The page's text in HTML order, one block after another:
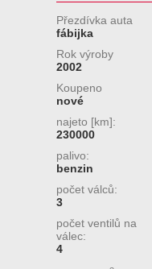
Přezdívka auta
fábijka
Rok výroby
2002
Koupeno
nové
najeto [km]:
230000
palivo:
benzin
počet válců:
3
počet ventilů na
válec:
4